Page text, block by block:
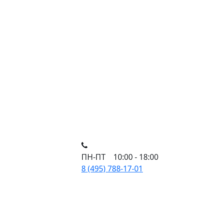
ПН-ПТ 10:00 - 18:00
8 (495) 788-17-01